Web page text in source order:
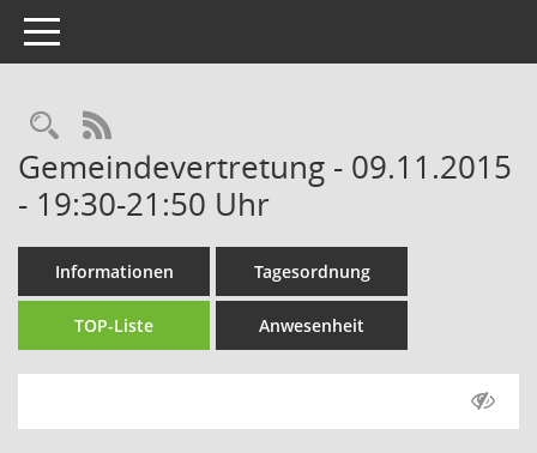
Toggle navigation
Rechercheauswahl
RSS-Feed
Gemeindevertretung - 09.11.2015
- 19:30-21:50 Uhr
Informationen Tagesordnung
TOP-Liste Anwesenheit